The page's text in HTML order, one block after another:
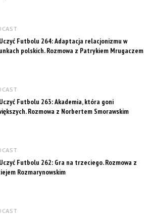
Futbolu 264: Adaptacja relacjonizmu w
polskich. Rozmowa z Patrykiem Mrugaczem
Futbolu 263: Akademia, która goni
Rozmowa z Norbertem Smorawskim
Futbolu 262: Gra na trzeciego. Rozmowa z
Rozmarynowskim